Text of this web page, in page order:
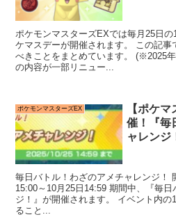
ポケモンマスターズEXでは毎月25日
ケマスデーが開催されます。 この記事
べきことをまとめています。 (※2025
の内容が一部リニュー...
ポケモンマスターズEX
【ポケ
催！『毎
ャレンジ
毎日バトル！わざのアメチャレンジ！
15:00～10月25日14:59 期間中、『毎
ジ！』が開催されます。 イベント内の
ること...